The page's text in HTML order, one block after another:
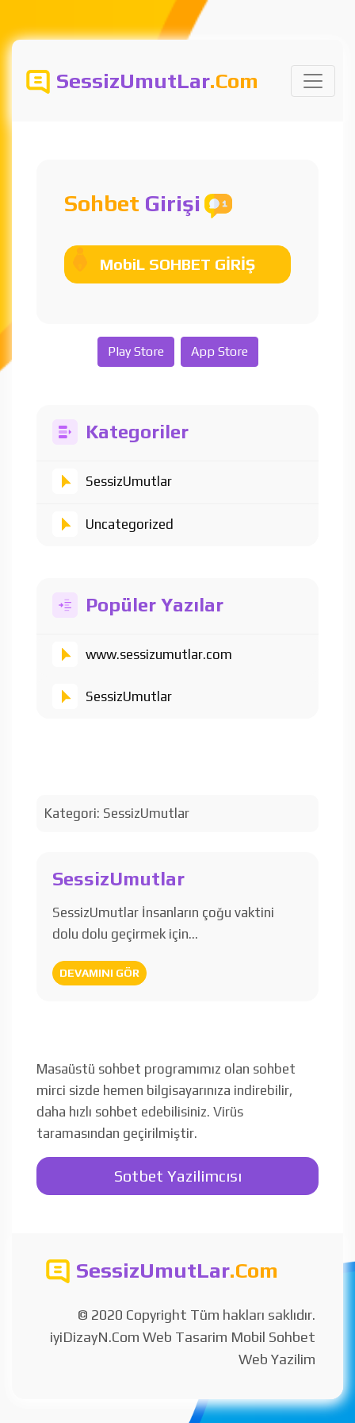
SessizUmutLar.Com
Sohbet Girişi
MobiL SOHBET GİRİŞ
Play Store App Store
Kategoriler
SessizUmutlar
Uncategorized
Popüler Yazılar
www.sessizumutlar.com
SessizUmutlar
Kategori: SessizUmutlar
SessizUmutlar
SessizUmutlar İnsanların çoğu vaktini
dolu dolu geçirmek için…
DEVAMINI GÖR
Masaüstü sohbet programımız olan sohbet
mirci sizde hemen bilgisayarınıza indirebilir,
daha hızlı sohbet edebilisiniz. Virüs
taramasından geçirilmiştir.
Sotbet Yazilimcısı
SessizUmutLar.Com
© 2020 Copyright Tüm hakları saklıdır.
iyiDizayN.Com Web Tasarim Mobil Sohbet
Web Yazilim